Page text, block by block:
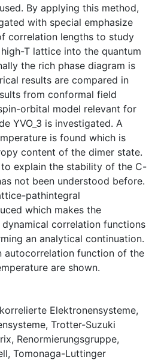
By applying this method,
with special emphasize
correlation lengths to study
T lattice into the quantum
the rich phase diagram is
results are compared in
from conformal field
orbital model relevant for
YVO_3 is investigated. A
is found which is
content of the dimer state.
to explain the stability of the C-
not been understood before.
pathintegral
which makes the
correlation functions
an analytical continuation.
autocorrelation function of the
are shown.
Elektronensysteme,
, Trotter-Suzuki
, Renormierungsgruppe,
, Tomonaga-Luttinger